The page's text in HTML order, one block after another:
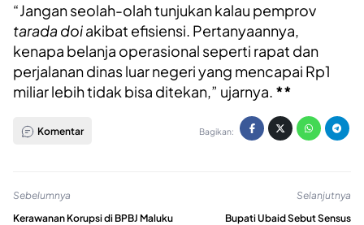
“Jangan seolah-olah tunjukan kalau pemprov
taradadoiakibat efisiensi. Pertanyaannya,
kenapa belanja operasional seperti rapat dan
perjalanan dinas luar negeri yang mencapai Rp1
miliar lebih tidak bisa ditekan,” ujarnya. **
Komentar Bagikan:
Sebelumnya
Kerawanan Korupsi di BPBJ Maluku
Selanjutnya
Bupati Ubaid Sebut Sensus